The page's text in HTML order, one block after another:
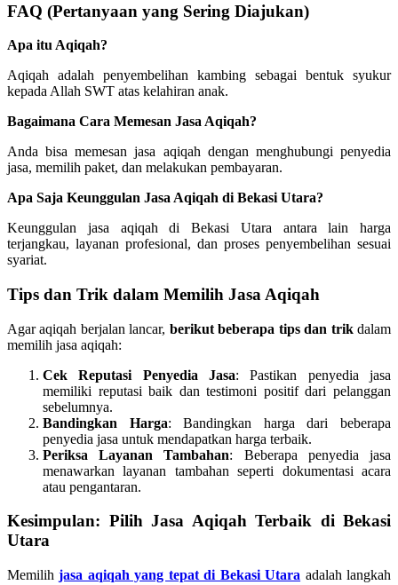
FAQ (Pertanyaan yang Sering Diajukan)
Apa itu Aqiqah?
Aqiqah adalah penyembelihan kambing sebagai bentuk syukur
kepada Allah SWT atas kelahiran anak.
Bagaimana Cara Memesan Jasa Aqiqah?
Anda bisa memesan jasa aqiqah dengan menghubungi penyedia
jasa, memilih paket, dan melakukan pembayaran.
Apa Saja Keunggulan Jasa Aqiqah di Bekasi Utara?
Keunggulan jasa aqiqah di Bekasi Utara antara lain harga
terjangkau, layanan profesional, dan proses penyembelihan sesuai
syariat.
Tips dan Trik dalam Memilih Jasa Aqiqah
Agar aqiqah berjalan lancar, berikut beberapa tips dan trikdalam
memilih jasa aqiqah:
Cek Reputasi Penyedia Jasa: Pastikan penyedia jasa
memiliki reputasi baik dan testimoni positif dari pelanggan
sebelumnya.
Bandingkan Harga: Bandingkan harga dari beberapa
penyedia jasa untuk mendapatkan harga terbaik.
Periksa Layanan Tambahan: Beberapa penyedia jasa
menawarkan layanan tambahan seperti dokumentasi acara
atau pengantaran.
Kesimpulan: Pilih Jasa Aqiqah Terbaik di Bekasi
Utara
Memilihjasa aqiqah yang tepat di Bekasi Utara adalah langkah